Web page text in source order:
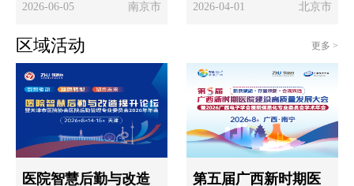
2026-06-05 南京市 2026-04-01 北京市
区域活动 更多 >
医院智慧后勤与改造
第五届广西新时期医